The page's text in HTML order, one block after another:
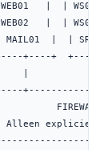
| WEB01   |  |
| WEB02   |  |
|  | SRV01
+----+  +----
|            |
+------------
FIREWALL
Alleen expliciet